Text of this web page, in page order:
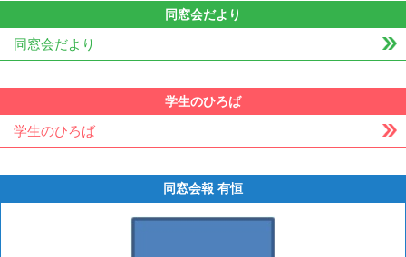
同窓会だより
同窓会だより
学生のひろば
学生のひろば
同窓会報 有恒